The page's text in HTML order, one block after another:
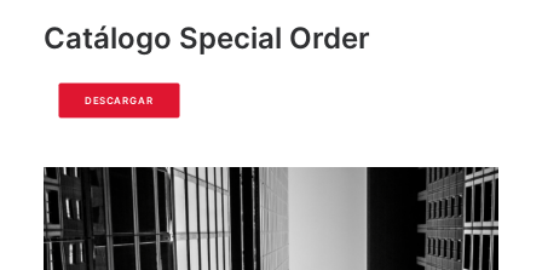
Catálogo Special Order
DESCARGAR